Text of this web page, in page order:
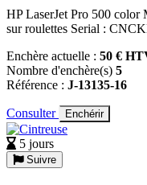
HP LaserJet Pro 500 color
sur roulettes Serial :
Enchère actuelle : 50 €
Nombre d'enchère(s) 5
Référence : J-13135-16
Consulter Enchérir
5 jours
Suivre